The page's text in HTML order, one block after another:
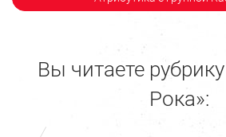
Вы читаете
Рока»: